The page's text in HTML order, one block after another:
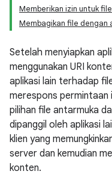
Memberikan izin untuk file
Membagikan file dengan
Setelah menyiapkan
menggunakan URI
aplikasi lain terhadap
merespons permintaan
pilihan file antarmuka
dipanggil oleh aplikasi
klien yang
server dan kemudian
konten.